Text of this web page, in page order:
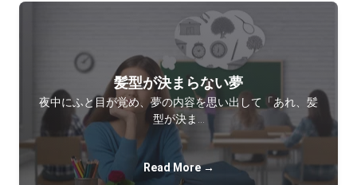
髪型が決まらない夢
夜中にふと目が覚め、夢の内容を思い出して「あれ、髪
型が決ま…
Read More →